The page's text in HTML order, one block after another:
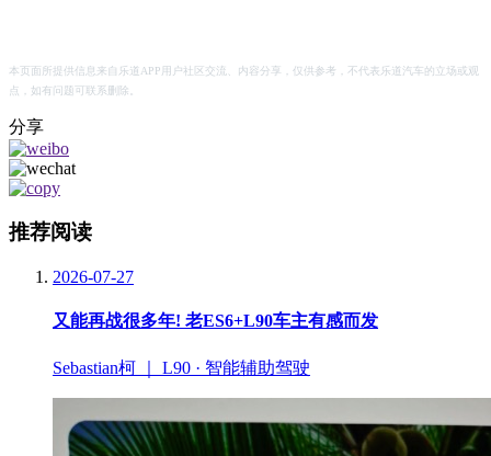
本页面所提供信息来自乐道APP用户社区交流、内容分享，仅供参考，不代表乐道汽车的立场或观
点，如有问题可联系删除。
分享
推荐阅读
2026-07-27
又能再战很多年! 老ES6+L90车主有感而发
Sebastian柯 ｜ L90 · 智能辅助驾驶